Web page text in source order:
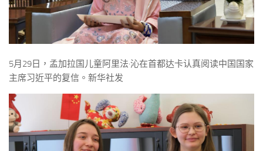
5月29日，孟加拉国儿童阿里法·沁在首都达卡认真阅读中国国家
主席习近平的复信。新华社发